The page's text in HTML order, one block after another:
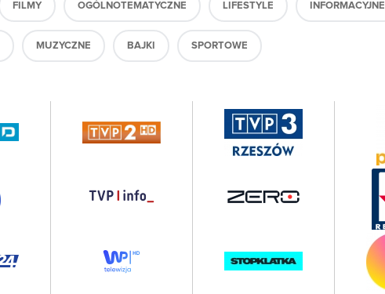
FILMY OGÓLNOTEMATYCZNE LIFESTYLE INFORMACYJNE
MUZYCZNE BAJKI SPORTOWE